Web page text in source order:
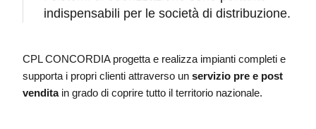
indispensabili per le società di distribuzione.
CPL CONCORDIA progetta e realizza impianti completi e
supporta i propri clienti attraverso un servizio pre e post
venditain grado di coprire tutto il territorio nazionale.